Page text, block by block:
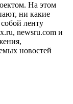
На этом
ни какие
ленту
newsru.com и
новостей